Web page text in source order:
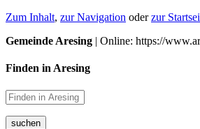
Zum Inhalt, zur Navigation oderzur
Gemeinde Aresing | Online: https://
Finden in Aresing
suchen